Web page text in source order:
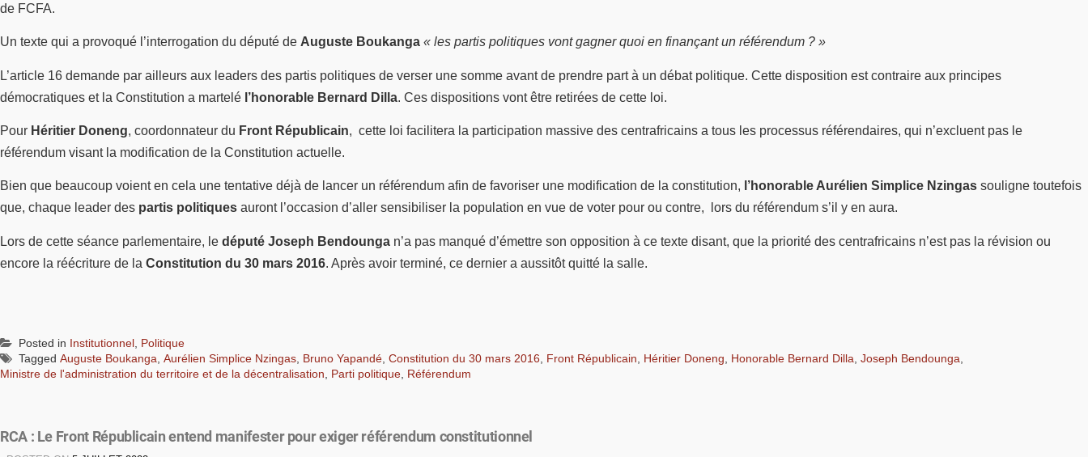
de FCFA.
Un texte qui a provoqué l’interrogation du député de Auguste Boukanga « les partis politiques vont gagner quoi en finançant un référendum ? »
L’article 16 demande par ailleurs aux leaders des partis politiques de verser une somme avant de prendre part à un débat politique. Cette disposition est contraire aux principes
démocratiques et la Constitution a martelé l’honorable Bernard Dilla. Ces dispositions vont être retirées de cette loi.
Pour Héritier Doneng, coordonnateur du Front Républicain, cette loi facilitera la participation massive des centrafricains a tous les processus référendaires, qui n’excluent pas le
référendum visant la modification de la Constitution actuelle.
Bien que beaucoup voient en cela une tentative déjà de lancer un référendum afin de favoriser une modification de la constitution, l’honorable Aurélien Simplice Nzingas souligne toutefois
que, chaque leader des partis politiques auront l’occasion d’aller sensibiliser la population en vue de voter pour ou contre, lors du référendum s’il y en aura.
Lors de cette séance parlementaire, le député Joseph Bendounga n’a pas manqué d’émettre son opposition à ce texte disant, que la priorité des centrafricains n’est pas la révision ou
encore la réécriture de la Constitution du 30 mars 2016. Après avoir terminé, ce dernier a aussitôt quitté la salle.
Posted in Institutionnel Politique
Tagged Auguste Boukanga Aurélien Simplice Nzingas Bruno Yapandé Constitution du 30 mars 2016 Front Républicain Héritier Doneng Honorable Bernard Dilla Joseph Bendounga
Ministre de l'administration du territoire et de la décentralisation
Parti politique Référendum
RCA : Le Front Républicain entend manifester pour exiger référendum constitutionnel